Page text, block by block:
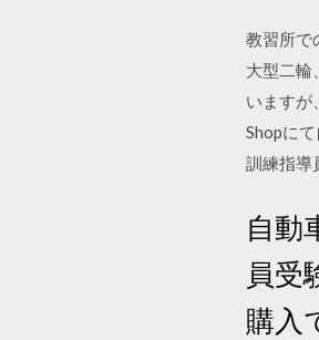
教習所で
大型二輪
いますが
Shopに
訓練指
自動
員受
購入